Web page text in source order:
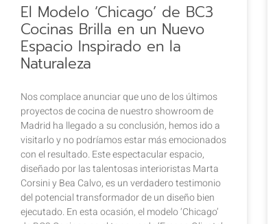
El Modelo ‘Chicago’ de BC3
Cocinas Brilla en un Nuevo
Espacio Inspirado en la
Naturaleza
Nos complace anunciar que uno de los últimos
proyectos de cocina de nuestro showroom de
Madrid ha llegado a su conclusión, hemos ido a
visitarlo y no podríamos estar más emocionados
con el resultado. Este espectacular espacio,
diseñado por las talentosas interioristas Marta
Corsini y Bea Calvo, es un verdadero testimonio
del potencial transformador de un diseño bien
ejecutado. En esta ocasión, el modelo ‘Chicago’